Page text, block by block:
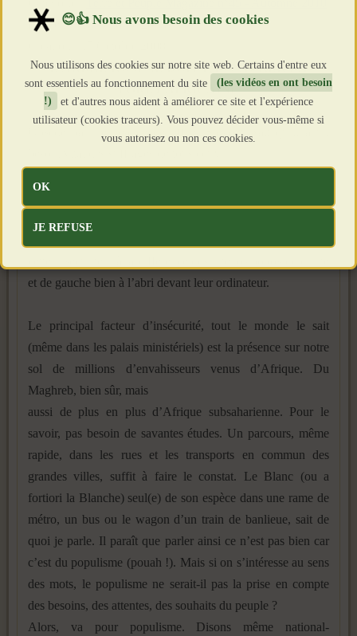
Publié le : 18 Octobre 2008
L’ARBRE ROM NE DOIT PAS CACHER LA
FORÊT AFRICAINE
Obsédé par l’échéance de 2012, Sarkozy sait qu’il a un
et de gauche bien à l’abri devant leur ordinateur.
Le principal facteur d’insécurité, tout le monde le sait
(même dans les palais ministériels) est la présence sur notre
sol de millions d’envahisseurs venus d’Afrique. Du
Maghreb, bien sûr, mais
aussi de plus en plus d’Afrique subsaharienne. Pour le
savoir, pas besoin de savantes études. Un parcours, même
rapide, dans les rues et les transports en commun des
grandes villes, suffit à faire le constat. Le Blanc (ou a
fortiori la Blanche) seul(e) de son espèce dans une rame de
métro, un bus ou le wagon d’un train de banlieue, sait de
quoi je parle. Il paraît que parler ainsi ce n’est pas bien car
c’est du populisme (pouah !). Mais si on s’intéresse au sens
des mots, le populisme ne serait-il pas la prise en compte
des besoins, des attentes, des souhaits du peuple ?
Alors, va pour populisme. Disons même national-
Nous utilisons des cookies sur notre site web. Certains d'entre eux
sont essentiels au fonctionnement du site
(les vidéos en ont besoin
!)
et d'autres nous aident à améliorer ce site et l'expérience
utilisateur (cookies traceurs). Vous pouvez décider vous-même si
vous autorisez ou non ces cookies.
OK
JE REFUSE